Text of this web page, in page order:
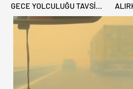
GECE YOLCULUĞU TAVSİYE
EDİLMİYOR: ALTERNATİF
KAPILAR ZAMAN
KAZANDIRIYOR!